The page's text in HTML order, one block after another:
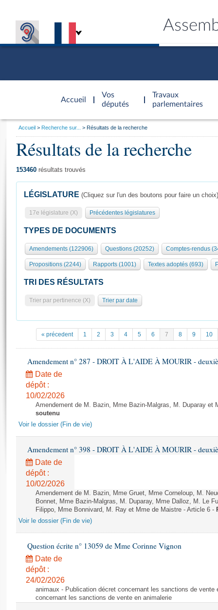
Accueil
d'accueil
Vos
députés
Travaux
parlementaires
Présidence
577 députés
Groupes politiques
Séance publique
Commissions et autres organes
Europe et International
Pétitions
Projets de loi
Propositions de loi
Amendements
Textes adoptés
Rapports d'information
Rapports d'enquête
Rapports législatifs
Rapports sur l'application des lois
Baromètre de l’application des lois
Dossiers législatifs
Budget et sécurité sociale
Questions écrites et orales
Général
Rôle et pouvoirs de l'Assemblée
Organisation de l'Assemblée
Présidence Conférence des Présidents Bureau Collège des
Statistiques et chiffres clés
Documents de référence
( Constitution | Règlement de l'Assemblée ... )
Histoire
Juniors
Anciennes législatures
Liens vers les sites publics
Visiter l'Assemblée
Visite virtuelle du palais Bourbon
Assister à une séance
La Bibliothèque
Contacts et plan d'accès
Photos libres de droit
Vous
Accueil Recherche sur... Résultats de la recherche
Résultats de la recherche
153460 résultats trouvés
LÉGISLATURE (Cliquez sur l'un des boutons pour faire un choix)
17e législature (X) Précédentes législatures
TYPES DE DOCUMENTS
Amendements (122906) Questions (20252) Comptes-rendus
Propositions (2244) Rapports (1001) Textes adoptés (693)
TRI DES RÉSULTATS
Trier par pertinence (X) Trier par date
« précedent 1 2 3 4 5 6 7 8 9 10
Amendement n° 287 - DROIT À L'AIDE À MOURIR -
Date de
dépôt :
10/02/2026
Amendement de M. Bazin, Mme Bazin-Malgras, M. Duparay et
soutenu
Voir le dossier (Fin de vie)
Amendement n° 398 - DROIT À L'AIDE À MOURIR -
Date de
dépôt :
10/02/2026
Amendement de M. Bazin, Mme Gruet, Mme Corneloup, M.
Bonnet, Mme Bazin-Malgras, M. Duparay, Mme Dalloz, M. Le
Filippo, Mme Bonnivard, M. Ray et Mme de Maistre - Article 6 -
Voir le dossier (Fin de vie)
Question écrite n° 13059 de Mme Corinne Vignon
Date de
dépôt :
24/02/2026
animaux - Publication décret concernant les sanctions de vente
concernant les sanctions de vente en animalerie